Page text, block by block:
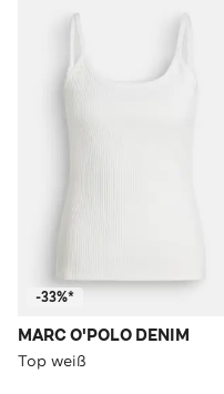
-33%*
MARC O'POLO DENIM
Top weiß